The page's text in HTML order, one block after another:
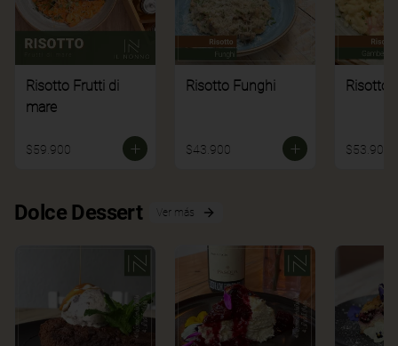
Risotto Frutti di
mare
$59.900
Risotto Funghi
$43.900
Risotto
$53.900
Dolce Dessert Ver más